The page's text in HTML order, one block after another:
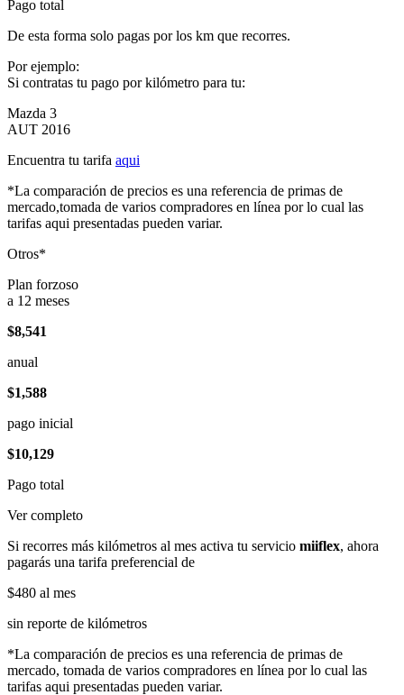
Pago total
De esta forma solo pagas por los km que recorres.
Por ejemplo:
Si contratas tu pago por kilómetro para tu:
Mazda 3
AUT 2016
Encuentra tu tarifa aqui
*La comparación de precios es una referencia de primas de
mercado,tomada de varios compradores en línea por lo cual las
tarifas aqui presentadas pueden variar.
Otros*
Plan forzoso
a 12 meses
$8,541
anual
$1,588
pago inicial
$10,129
Pago total
Ver completo
Si recorres más kilómetros al mes activa tu servicio miiflex, ahora
pagarás una tarifa preferencial de
$480 al mes
sin reporte de kilómetros
*La comparación de precios es una referencia de primas de
mercado, tomada de varios compradores en línea por lo cual las
tarifas aqui presentadas pueden variar.